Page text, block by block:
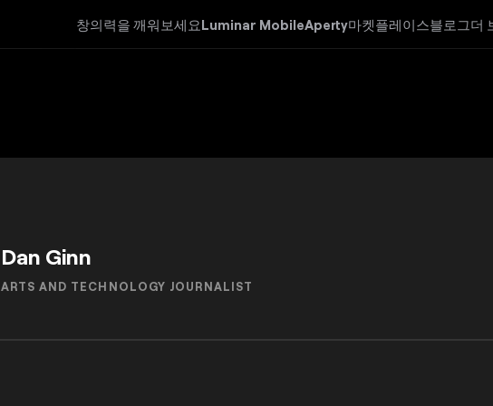
창의력을 깨워보세요Luminar MobileAperty마켓플레이스블로그더
Dan Ginn
ARTS AND TECHNOLOGY JOURNALIST